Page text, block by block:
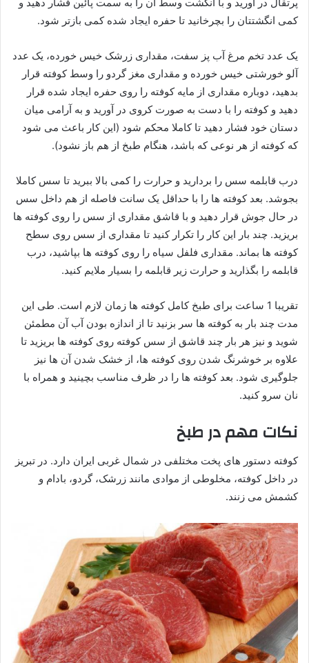
پرتقال در آورید و با انگشت وسط آن را به سمت پائین فشار دهید و
کمی انگشتتان را بچرخانید تا حفره ایجاد شده کمی باز‌تر شود.
یک عدد تخم مرغ آب پز سفت، مقداری زرشک خیس خورده، یک عدد
آلو خورشتی خیس خورده و مقداری مغز گردو را وسط کوفته قرار
بدهید، دوباره مقداری از مایه کوفته را روی حفره ایجاد شده قرار
دهید و کوفته را با دست به صورت کروی در آورید و به آرامی میان
دستان خود فشار دهید تا کاملا محکم شود (این کار باعث می شود
که کوفته از هر نوعی که باشد، هنگام طبخ از هم باز نشود).
درب قابلمه سس را بردارید و حرارت را کمی بالا ببرید تا سس کاملا
بجوشد. بعد کوفته ها را با حداقل یک سانت فاصله از هم داخل سس
در حال جوش قرار دهید و با قاشق مقداری از سس را روی کوفته ها
بریزید. چند بار این کار را تکرار کنید تا مقداری از سس روی سطح
کوفته ها بماند. مقداری فلفل سیاه را روی کوفته ها بپاشید، درب
قابلمه را بگذارید و حرارت زیر قابلمه را بسیار ملایم کنید.
تقریبا 1 ساعت برای طبخ کامل کوفته ها زمان لازم است. طی این
مدت چند بار به کوفته ها سر بزنید تا از اندازه بودن آب آن مطمئن
شوید و نیز هر بار چند قاشق از سس کوفته روی کوفته ها بریزید تا
علاوه بر خوشرنگ شدن روی کوفته ها، از خشک شدن آن ها نیز
جلوگیری شود. بعد کوفته ها را در ظرف مناسب بچینید و همراه با
نان سرو کنید.
نکات مهم در طبخ
کوفته دستور های پخت مختلفی در شمال غربی ایران دارد. در تبریز
در داخل کوفته، مخلوطی از موادی مانند زرشک، گردو، بادام و
کشمش می زنند.